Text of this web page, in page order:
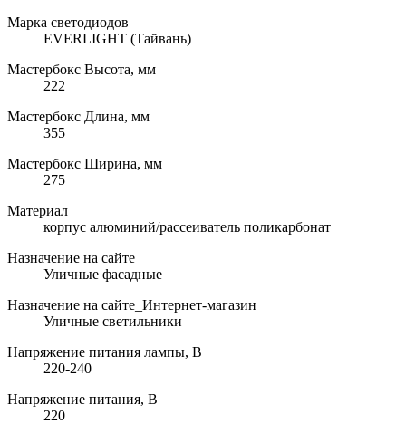
Марка светодиодов
EVERLIGHT (Тайвань)
Мастербокс Высота, мм
222
Мастербокс Длина, мм
355
Мастербокс Ширина, мм
275
Материал
корпус алюминий/рассеиватель поликарбонат
Назначение на сайте
Уличные фасадные
Назначение на сайте_Интернет-магазин
Уличные светильники
Напряжение питания лампы, В
220-240
Напряжение питания, В
220